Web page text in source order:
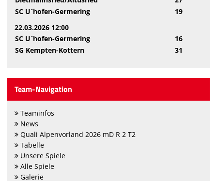
SC U´hofen-Germering
19
22.03.2026 12:00
SC U´hofen-Germering
16
SG Kempten-Kottern
31
Team-Navigation
Teaminfos
News
Quali Alpenvorland 2026 mD R 2 T2
Tabelle
Unsere Spiele
Alle Spiele
Galerie